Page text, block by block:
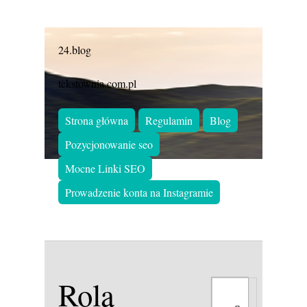
24.blog
tekstownia.com.pl
Strona główna Regulamin
Blog
Pozycjonowanie seo
Mocne Linki SEO
Prowadzenie konta na Instagramie
Rola